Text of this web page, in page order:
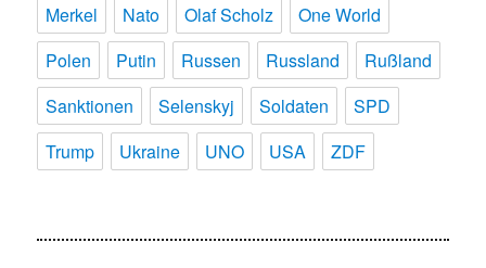
Merkel
Nato Olaf Scholz
One World
Polen
Putin Russen Russland
Rußland
Sanktionen
Selenskyj Soldaten
SPD
Trump
Ukraine UNO USA ZDF